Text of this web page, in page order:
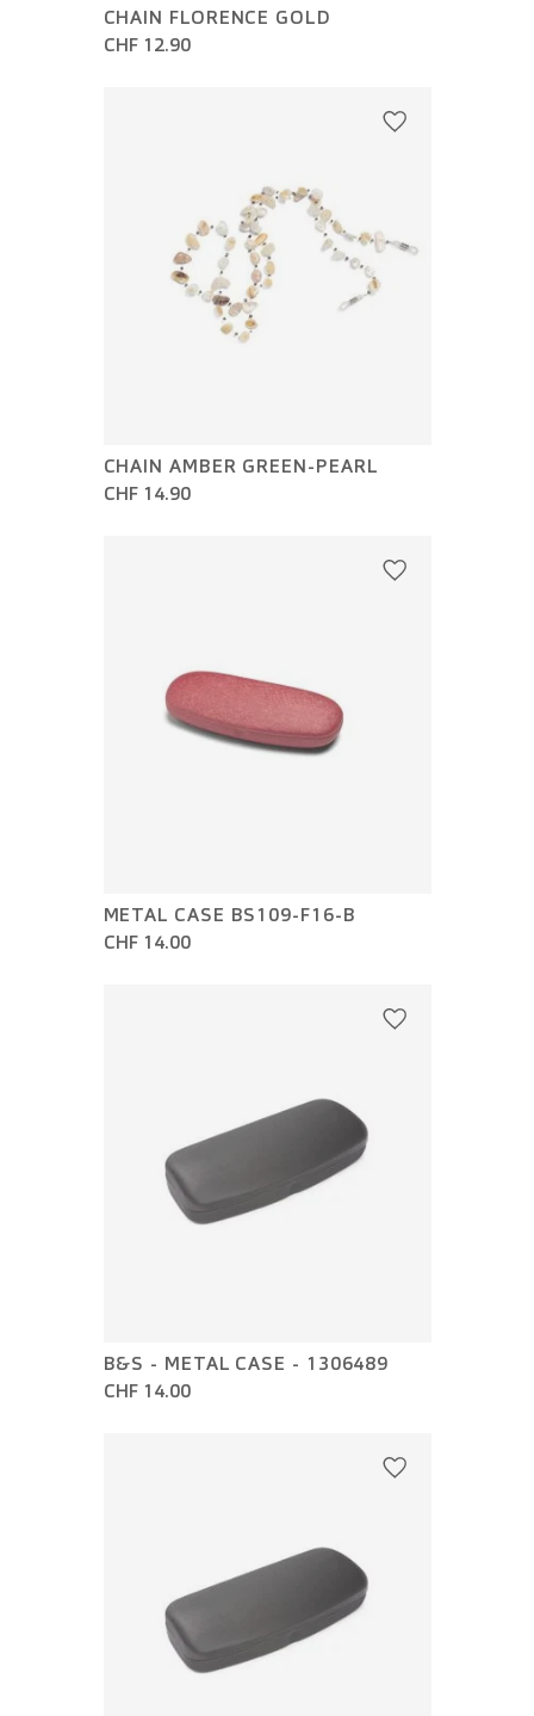
CHAIN FLORENCE GOLD
CHF 12.90
CHAIN AMBER GREEN-PEARL
CHF 14.90
METAL CASE BS109-F16-B
CHF 14.00
B&S - METAL CASE - 1306489
CHF 14.00